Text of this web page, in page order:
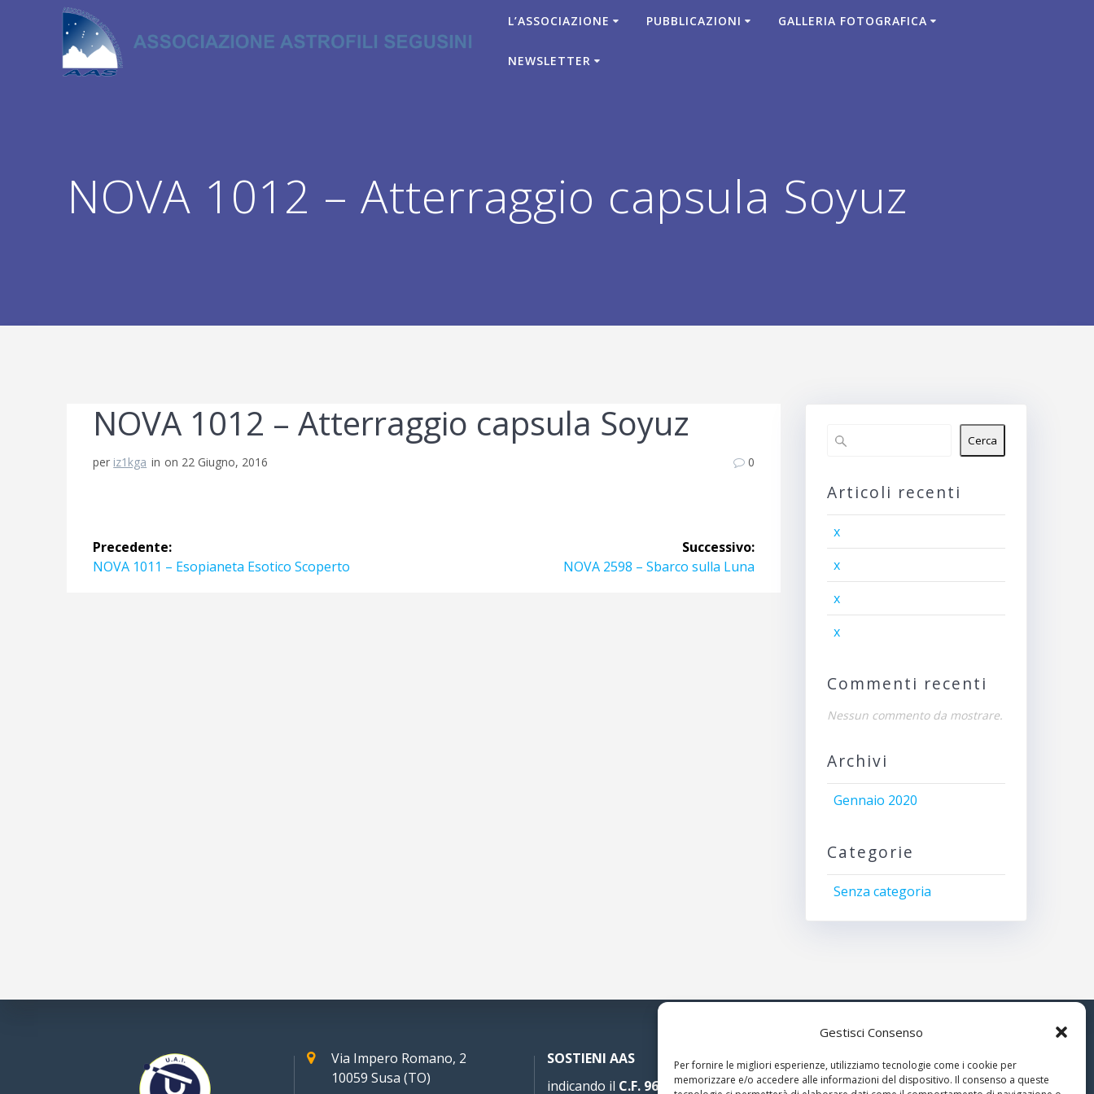
Gestisci Consenso
Per fornire le migliori esperienze, utilizziamo tecnologie come i cookie per
memorizzare e/o accedere alle informazioni del dispositivo. Il consenso a queste
L’ASSOCIAZIONE PUBBLICAZIONI GALLERIA FOTOGRAFICA
NEWSLETTER
NOVA 1012 – Atterraggio capsula Soyuz
NOVA 1012 – Atterraggio capsula Soyuz
per iz1kga in on 22 Giugno, 2016 0
Navigazione
articoli
Precedente:
Articolo
NOVA 1011 – Esopianeta Esotico Scoperto
Successivo:
Articolo
NOVA 2598 – Sbarco sulla Luna
Cerca
Articoli recenti
x
x
x
x
Commenti recenti
Nessun commento da mostrare.
Archivi
Gennaio 2020
Categorie
Senza categoria
Via Impero Romano, 2
10059 Susa (TO)
SOSTIENI AAS
indicando il C.F. 96020930010nella
© 2026 Associazione Astrofili
Segusini